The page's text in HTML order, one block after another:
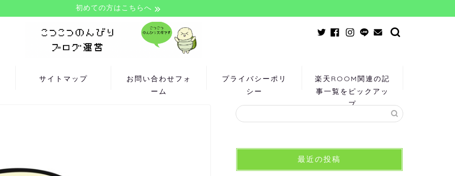
初めての方はこちらへ
サイトマップ
お問い合わせフォ
ーム
プライバシーポリ
シー
楽天ROOM関連の記
事一覧をピックアッ
プ
最近の投稿